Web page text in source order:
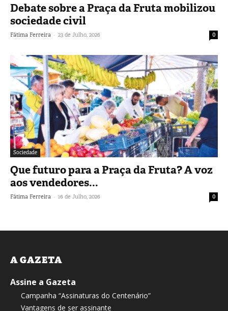
Debate sobre a Praça da Fruta mobilizou
sociedade civil
Fátima Ferreira - 23 de Julho, 2026 0
Sociedade
Que futuro para a Praça da Fruta? A voz
aos vendedores...
Fátima Ferreira - 16 de Julho, 2026 0
A GAZETA
Assine a Gazeta
Campanha “Assinaturas do Centenário”
Vantagens de ser assinante